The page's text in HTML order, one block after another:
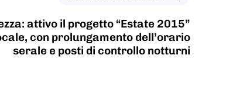
attivo il progetto “Estate 2015”
con prolungamento dell’orario
serale e posti di controllo notturni